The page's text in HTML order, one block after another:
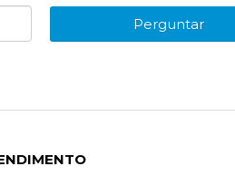
Perguntar